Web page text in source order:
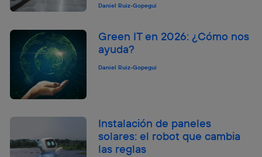
Daniel Ruiz-Gopegui
Green IT en 2026: ¿Cómo nos
ayuda?
Daniel Ruiz-Gopegui
Instalación de paneles
solares: el robot que cambia
las reglas